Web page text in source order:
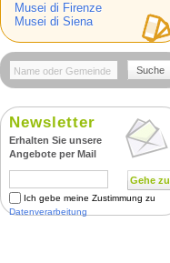
Musei di Firenze
Musei di Siena
Suche
Newsletter
Erhalten Sie unsere
Angebote per Mail
Gehe zu
Ich gebe meine Zustimmung zu
Datenverarbeitung